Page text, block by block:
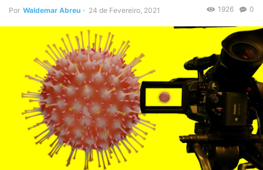
Por Waldemar Abreu - 24 de Fevereiro, 2021 0
1926